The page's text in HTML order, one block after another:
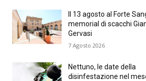
Il 13 agosto al Forte
memorial di scacchi
Gervasi
7 Agosto 2026
Nettuno, le date della
disinfestazione nel